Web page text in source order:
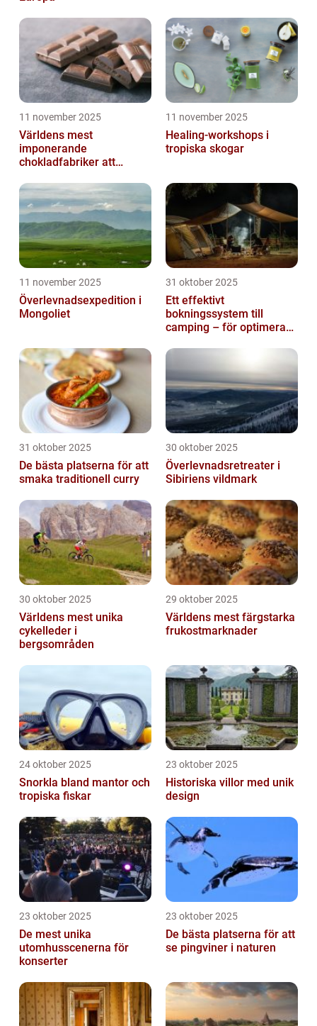
11 november 2025
Världens mest
imponerande
chokladfabriker att
11 november 2025
Healing-workshops i
tropiska skogar
11 november 2025
Överlevnadsexpedition i
Mongoliet
31 oktober 2025
Ett effektivt
bokningssystem till
camping – för optimerad
31 oktober 2025
De bästa platserna för att
smaka traditionell curry
30 oktober 2025
Överlevnadsretreater i
Sibiriens vildmark
30 oktober 2025
Världens mest unika
cykelleder i
bergsområden
29 oktober 2025
Världens mest färgstarka
frukostmarknader
24 oktober 2025
Snorkla bland mantor och
tropiska fiskar
23 oktober 2025
Historiska villor med unik
design
23 oktober 2025
De mest unika
utomhusscenerna för
konserter
23 oktober 2025
De bästa platserna för att
se pingviner i naturen